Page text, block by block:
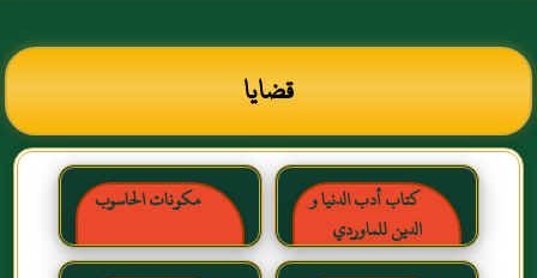
قضايا
كتاب أدب الدنيا و
الدين للماوردي
مكونات الحاسوب